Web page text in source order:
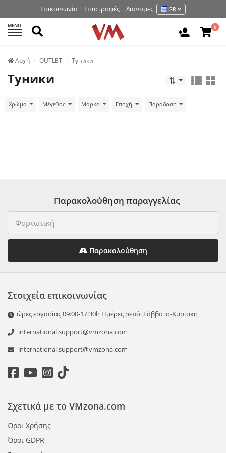
Επικοινωνία Επιστροφές Διανομές GR
MENU Αναζήτηση 0
Аρχή OUTLET Туники
Туники
Χρώμα Μέγεθος Μάρκα Εποχή Παράδοση
Παρακολούθηση παραγγελίας
Παρακολούθηση
Στοιχεία επικοινωνίας
ώρες εργασίας 09:00-17:30h Ημέρες ρεπό: Σάββατο-Κυριακή
international.support@vmzona.com
international.support@vmzona.com
Σχετικά με το VMzona.com
Όροι Χρήσης
Όροι GDPR